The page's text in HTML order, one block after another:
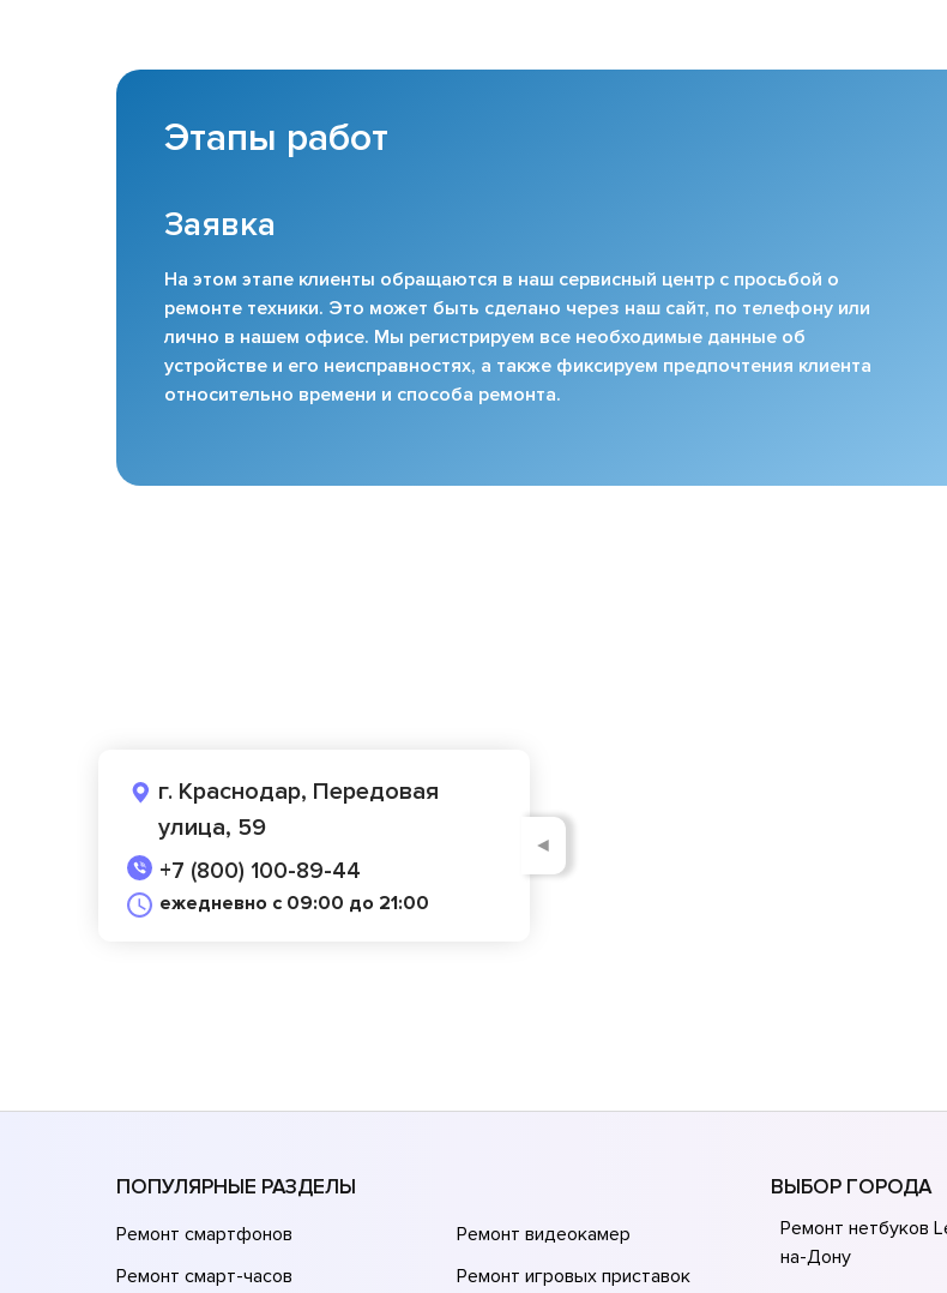
Этапы работ
Заявка
На этом этапе клиенты обращаются в наш сервисный центр с просьбой о
ремонте техники. Это может быть сделано через наш сайт, по телефону или
лично в нашем офисе. Мы регистрируем все необходимые данные об
устройстве и его неисправностях, а также фиксируем предпочтения клиента
относительно времени и способа ремонта.
г. Краснодар, Передовая
улица, 59
+7 (800) 100-89-44
ежедневно с 09:00 до 21:00
◄
ПОПУЛЯРНЫЕ РАЗДЕЛЫ
Ремонт смартфонов
Ремонт смарт-часов
Ремонт видеокамер
Ремонт игровых приставок
ВЫБОР ГОРОДА
Ремонт нетбуков
на-Донy